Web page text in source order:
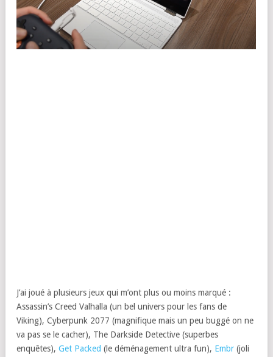
J’ai joué à plusieurs jeux qui m’ont plus ou moins marqué :
Assassin’s Creed Valhalla (un bel univers pour les fans de
Viking), Cyberpunk 2077 (magnifique mais un peu buggé on ne
va pas se le cacher), The Darkside Detective (superbes
enquêtes), Get Packed (le déménagement ultra fun), Embr (joli